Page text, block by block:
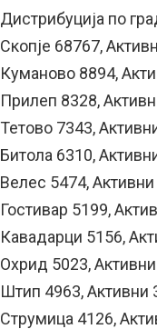
Дистрибуција по
Скопје 68767,
Куманово 8894,
Прилеп 8328,
Тетово 7343,
Битола 6310,
Велес 5474, Активни
Гостивар 5199,
Кавадарци 5156,
Охрид 5023,
Штип 4963, Активни
Струмица 4126,